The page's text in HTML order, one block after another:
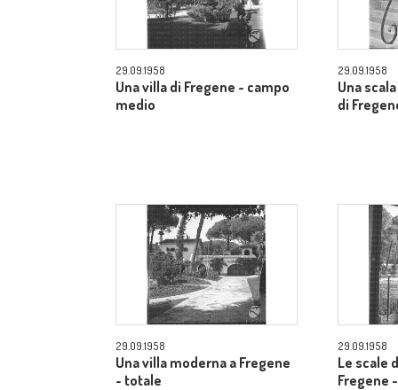
29.09.1958
Una villa di Fregene - campo
medio
29.09.1958
Una
di
29.09.1958
Una villa moderna a Fregene
- totale
29.09.1958
Le scale
Fregene